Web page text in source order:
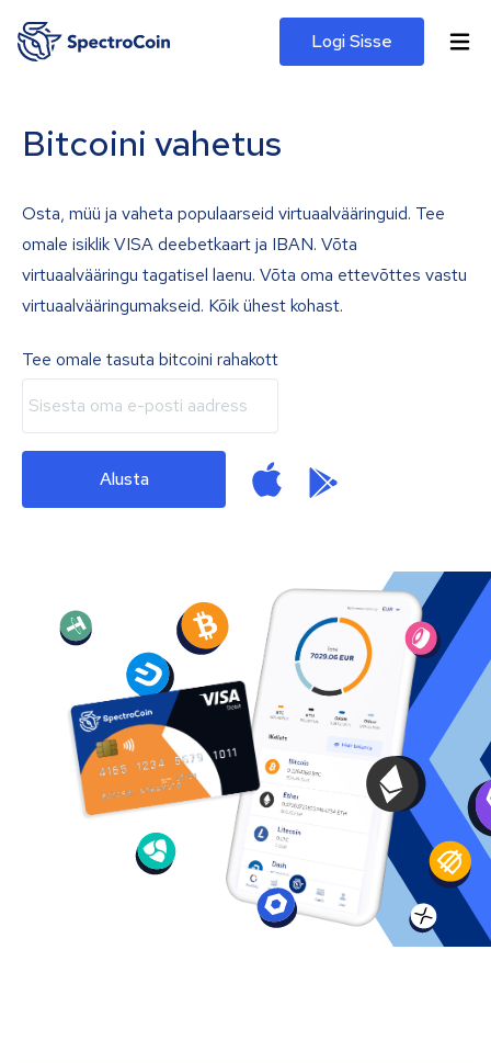
Logi Sisse
Bitcoini vahetus
Osta, müü ja vaheta populaarseid virtuaalvääringuid. Tee
omale isiklik VISA deebetkaart ja IBAN. Võta
virtuaalvääringu tagatisel laenu. Võta oma ettevõttes vastu
virtuaalvääringumakseid. Kõik ühest kohast.
Tee omale tasuta bitcoini rahakott
Alusta